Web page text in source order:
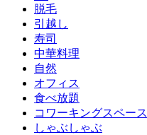
脱毛
引越し
寿司
中華料理
自然
オフィス
食べ放題
コワーキングスペース
しゃぶしゃぶ